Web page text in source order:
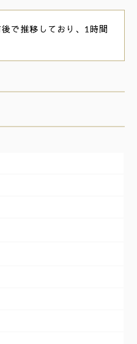
で推移しており、1時間